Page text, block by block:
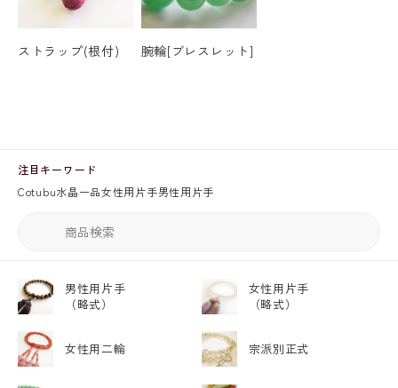
注目キーワード
Cotubu水晶一品女性用片手男性用片手
男性用片手
（略式）
女性用片手
（略式）
女性用二輪 宗派別正式
ストラップ(根付) 腕輪[ブレスレット]